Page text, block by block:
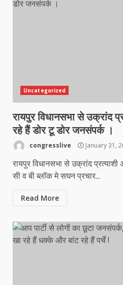
Uncategorized
रायपुर विधानसभा से उक्रांद
रहे हैं डोर टू डोर जनसंपर्क ।
congresslive January 31,
रायपुर विधानसभा से उक्रांद
सी व बी ब्लॉक मे सघन प्रचार...
Read More